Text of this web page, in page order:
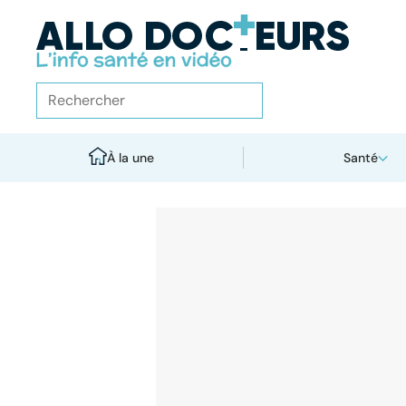
À la une Santé